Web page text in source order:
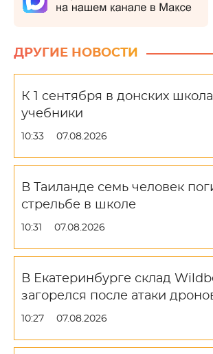
ДРУГИЕ НОВОСТИ
К 1 сентября в донских
учебники
10:33 07.08.2026
В Таиланде семь человек
стрельбе в школе
10:31 07.08.2026
В Екатеринбурге склад
загорелся после атаки
10:27 07.08.2026